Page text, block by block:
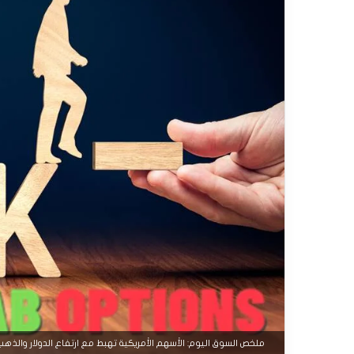
ملخص السوق اليوم: الأسهم الأمريكية تهبط مع ارتفاع الدولار